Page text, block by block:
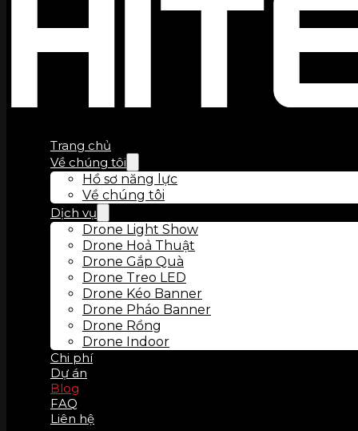
Trang chủ
Về chúng tôi
Hồ sơ năng lực
Về chúng tôi
Dịch vụ
Drone Light Show
Drone Hoả Thuật
Drone Gắp Quà
Drone Treo LED
Drone Kéo Banner
Drone Pháo Banner
Drone Rồng
Drone Indoor
Chi phí
Dự án
Blog
FAQ
Liên hệ